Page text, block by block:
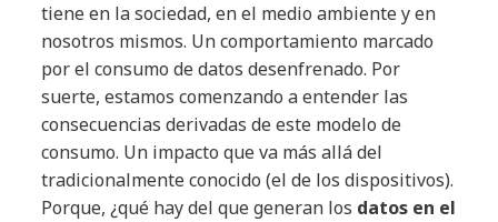
tiene en la sociedad, en el medio ambiente y en
nosotros mismos. Un comportamiento marcado
por el consumo de datos desenfrenado. Por
suerte, estamos comenzando a entender las
consecuencias derivadas de este modelo de
consumo. Un impacto que va más allá del
tradicionalmente conocido (el de los dispositivos).
Porque, ¿qué hay del que generan los datos en el